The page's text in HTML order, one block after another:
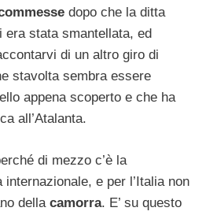
dopo che la ditta
era stata smantellata, ed
di un altro giro di
stavolta sembra essere
appena scoperto e che ha
all’Atalanta.
di mezzo c’è la
e per l’Italia non
della camorra. E’ su questo